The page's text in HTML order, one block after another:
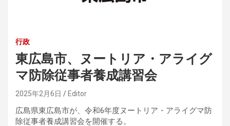
行政
東広島市、ヌートリア・アライグ
マ防除従事者養成講習会
2025年2月6日 Editor
広島県東広島市が、令和6年度ヌートリア・アライグマ防
除従事者養成講習会を開催する。